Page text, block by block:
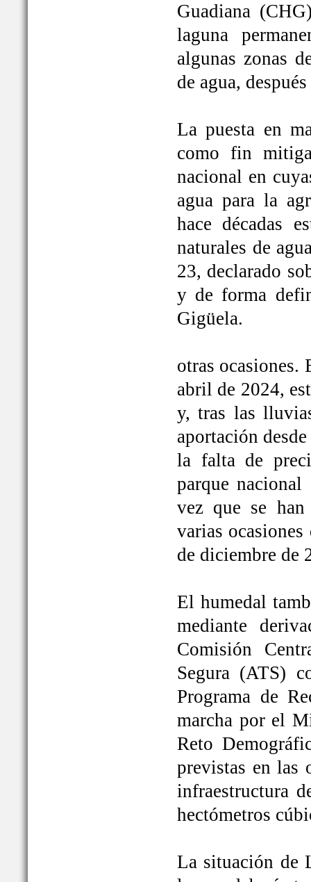
Guadiana
laguna
algunas zonas
de agua,
La puesta en
como fin
nacional en
agua para la
hace décadas
naturales de
23, declarado
y de forma
Gigüela.
otras ocasiones.
abril de 2024,
y, tras las
aportación
la falta de
parque
vez que se
varias
de diciembre de
El humedal
mediante
Comisión
Segura (ATS)
Programa de
marcha por el
Reto
previstas en las
infraestructura
hectómetros
La situación de